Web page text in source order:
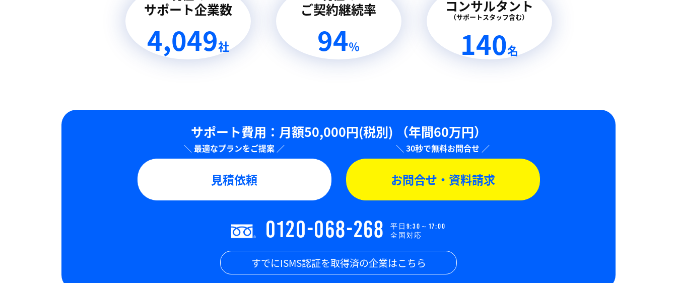
サポート企業数
4,049社
ご契約継続率
94％
コンサルタント
（サポートスタッフ含む）
140名
サポート費用：⽉額50,000円(税別) （年間60万円）
見積依頼 お問合せ・資料請求
0120-068-268
平日9:30～17:00
全国対応
すでにISMS認証を取得済の企業はこちら